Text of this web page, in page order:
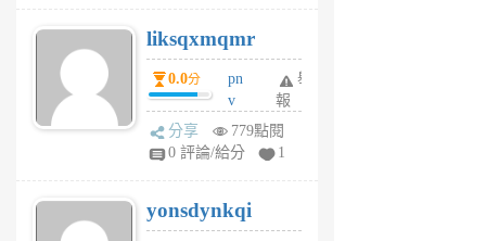
6
個
月
前
liksqxmqmr
0.0分
pn
v
wt
sv
6
個
舉
報
分享
779點閱
0 評論/給分
1
yonsdynkqi